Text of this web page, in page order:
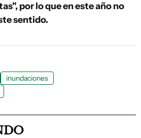
por lo que en este año no
sentido.
inundaciones